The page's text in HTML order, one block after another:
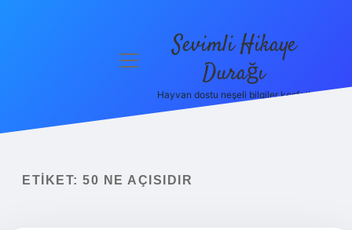
menüyü
Sevimli Hikaye
Durağı
Hayvan dostu neşeli bilgiler keşfet!
ETIKET: 50 NE AÇISIDIR